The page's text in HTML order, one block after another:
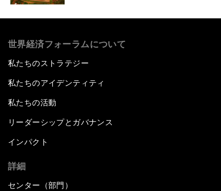
世界経済フォーラムについて
私たちのストラテジー
私たちのアイデンティティ
私たちの活動
リーダーシップとガバナンス
インパクト
詳細
センター（部門）